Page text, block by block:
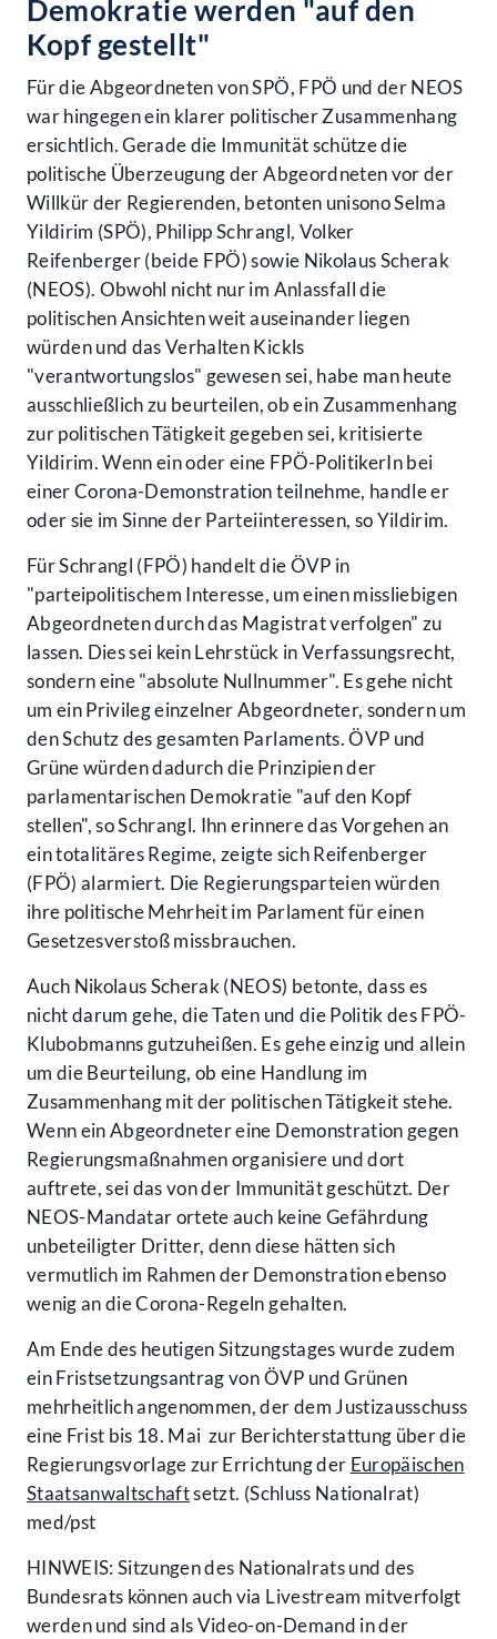
Demokratie werden "auf den
Kopf gestellt"
Für die Abgeordneten von SPÖ, FPÖ und der NEOS
war hingegen ein klarer politischer Zusammenhang
ersichtlich. Gerade die Immunität schütze die
politische Überzeugung der Abgeordneten vor der
Willkür der Regierenden, betonten unisono Selma
Yildirim (SPÖ), Philipp Schrangl, Volker
Reifenberger (beide FPÖ) sowie Nikolaus Scherak
(NEOS). Obwohl nicht nur im Anlassfall die
politischen Ansichten weit auseinander liegen
würden und das Verhalten Kickls
"verantwortungslos" gewesen sei, habe man heute
ausschließlich zu beurteilen, ob ein Zusammenhang
zur politischen Tätigkeit gegeben sei, kritisierte
Yildirim. Wenn ein oder eine FPÖ-PolitikerIn bei
einer Corona-Demonstration teilnehme, handle er
oder sie im Sinne der Parteiinteressen, so Yildirim.
Für Schrangl (FPÖ) handelt die ÖVP in
"parteipolitischem Interesse, um einen missliebigen
Abgeordneten durch das Magistrat verfolgen" zu
lassen. Dies sei kein Lehrstück in Verfassungsrecht,
sondern eine "absolute Nullnummer". Es gehe nicht
um ein Privileg einzelner Abgeordneter, sondern um
den Schutz des gesamten Parlaments. ÖVP und
Grüne würden dadurch die Prinzipien der
parlamentarischen Demokratie "auf den Kopf
stellen", so Schrangl. Ihn erinnere das Vorgehen an
ein totalitäres Regime, zeigte sich Reifenberger
(FPÖ) alarmiert. Die Regierungsparteien würden
ihre politische Mehrheit im Parlament für einen
Gesetzesverstoß missbrauchen.
Auch Nikolaus Scherak (NEOS) betonte, dass es
nicht darum gehe, die Taten und die Politik des FPÖ-
Klubobmanns gutzuheißen. Es gehe einzig und allein
um die Beurteilung, ob eine Handlung im
Zusammenhang mit der politischen Tätigkeit stehe.
Wenn ein Abgeordneter eine Demonstration gegen
Regierungsmaßnahmen organisiere und dort
auftrete, sei das von der Immunität geschützt. Der
NEOS-Mandatar ortete auch keine Gefährdung
unbeteiligter Dritter, denn diese hätten sich
vermutlich im Rahmen der Demonstration ebenso
wenig an die Corona-Regeln gehalten.
Am Ende des heutigen Sitzungstages wurde zudem
ein Fristsetzungsantrag von ÖVP und Grünen
mehrheitlich angenommen, der dem Justizausschuss
eine Frist bis 18. Mai zur Berichterstattung über die
Regierungsvorlage zur Errichtung der Europäischen
Staatsanwaltschaftsetzt. (Schluss Nationalrat)
med/pst
HINWEIS: Sitzungen des Nationalrats und des
Bundesrats können auch via Livestream mitverfolgt
werden und sind als Video-on-Demand in der